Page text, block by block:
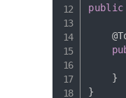
public
}
}